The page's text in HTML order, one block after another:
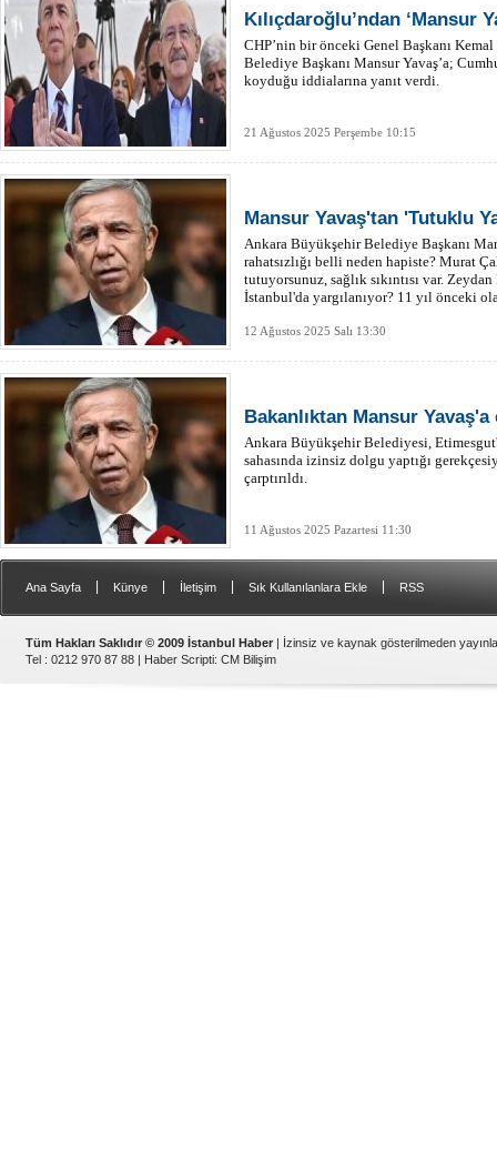
Kılıçdaroğlu’ndan ‘Mansur
CHP’nin bir önceki Genel Başkanı
Belediye Başkanı Mansur Yavaş’a;
koyduğu iddialarına yanıt verdi.
21 Ağustos 2025 Perşembe 10:15
Mansur Yavaş'tan 'Tutuklu
Ankara Büyükşehir Belediye Başkanı
rahatsızlığı belli neden hapiste? Murat
tutuyorsunuz, sağlık sıkıntısı var.
İstanbul'da yargılanıyor? 11 yıl önceki
12 Ağustos 2025 Salı 13:30
Bakanlıktan Mansur Yavaş'a
Ankara Büyükşehir Belediyesi,
sahasında izinsiz dolgu yaptığı
çarptırıldı.
11 Ağustos 2025 Pazartesi 11:30
Ana Sayfa Künye İletişim Sık Kullanılanlara Ekle RSS
Tüm Hakları Saklıdır © 2009 İstanbul Haber | İzinsiz ve kaynak gösterilmeden
Tel : 0212 970 87 88 | Haber Scripti: CM Bilişim